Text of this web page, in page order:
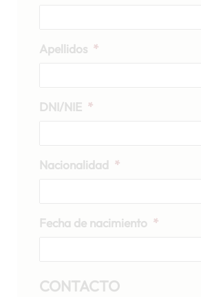
Apellidos *
DNI/NIE *
Nacionalidad *
Fecha de nacimiento *
CONTACTO